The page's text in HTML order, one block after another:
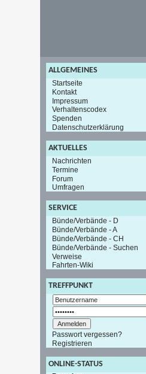
ALLGEMEINES
Startseite
Kontakt
Impressum
Verhaltenscodex
Spenden
Datenschutzerklärung
AKTUELLES
Nachrichten
Termine
Forum
Umfragen
SERVICE
Bünde/Verbände - D
Bünde/Verbände - A
Bünde/Verbände - CH
Bünde/Verbände - Suchen
Verweise
Fahrten-Wiki
TREFFPUNKT
Passwort vergessen?
Registrieren
ONLINE-STATUS